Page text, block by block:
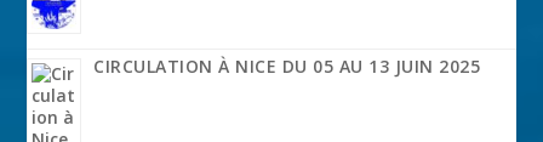
CIRCULATION À NICE DU 05 AU 13 JUIN 2025